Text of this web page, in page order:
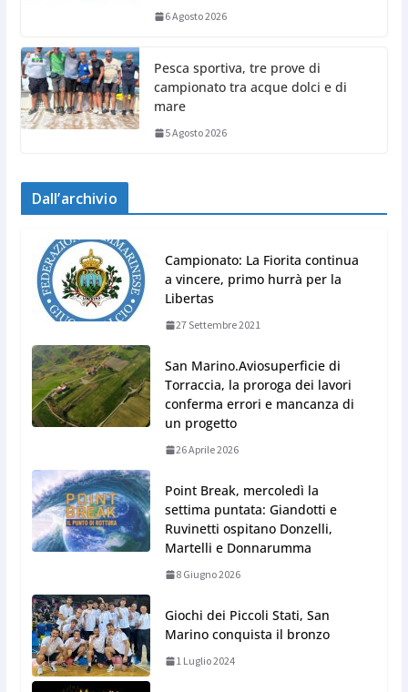
6 Agosto 2026
Pesca sportiva, tre prove di
campionato tra acque dolci e di
mare
5 Agosto 2026
Dall’archivio
Campionato: La Fiorita continua
a vincere, primo hurrà per la
Libertas
27 Settembre 2021
San Marino.Aviosuperficie di
Torraccia, la proroga dei lavori
conferma errori e mancanza di
un progetto
26 Aprile 2026
Point Break, mercoledì la
settima puntata: Giandotti e
Ruvinetti ospitano Donzelli,
Martelli e Donnarumma
8 Giugno 2026
Giochi dei Piccoli Stati, San
Marino conquista il bronzo
1 Luglio 2024